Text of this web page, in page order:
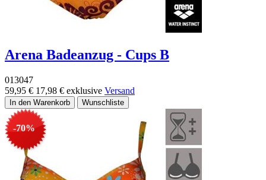
Arena Badeanzug - Cups B
013047
59,95 € 17,98 € exklusive Versand
-70%